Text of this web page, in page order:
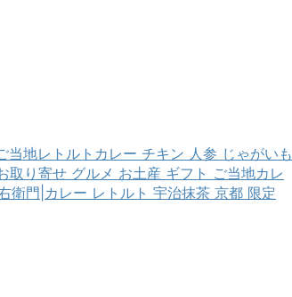
地レトルトカレー チキン 人参 じゃがいも
り寄せ グルメ お土産 ギフト ご当地カレ
衛門|カレー レトルト 宇治抹茶 京都 限定